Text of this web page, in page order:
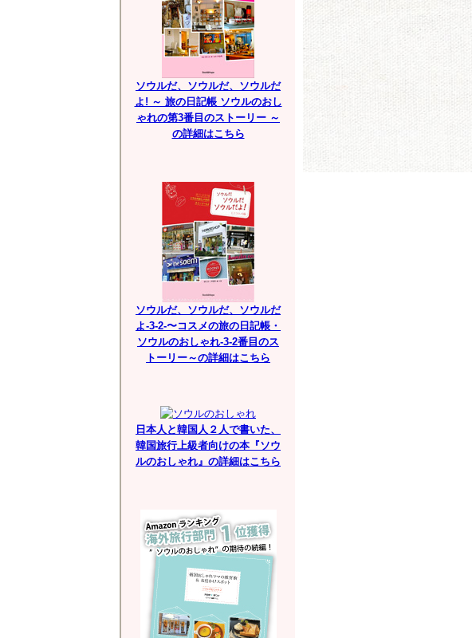
ソウルだ、ソウルだ、ソウルだ
よ! ～ 旅の日記帳 ソウルのおし
ゃれの第3番目のストーリー ～
の詳細はこちら
ソウルだ、ソウルだ、ソウルだ
よ-3-2-〜コスメの旅の日記帳・
ソウルのおしゃれ-3-2番目のス
トーリー～の詳細はこちら
日本人と韓国人２人で書いた、
韓国旅行上級者向けの本『ソウ
ルのおしゃれ』の詳細はこちら